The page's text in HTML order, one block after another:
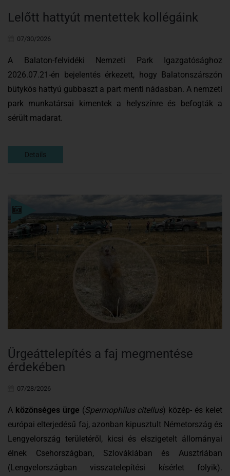
Lelőtt hattyút mentettek kollégáink
07/30/2026
A Balaton-felvidéki Nemzeti Park Igazgatósághoz
2026.07.21-én bejelentés érkezett, hogy Balatonszárszón
bütykös hattyú gubbaszt a part menti nádasban. A nemzeti
park munkatársai kimentek a helyszínre és befogták a
sérült madarat.
Details
Details
Ürgeáttelepítés a faj megmentése
érdekében
07/28/2026
A közönséges ürge (Spermophilus citellus) közép- és kelet
európai elterjedésű faj, azonban kipusztult Németország és
Lengyelország területéről, kicsi és elszigetelt állományai
élnek Csehországban, Szlovákiában és Ausztriában
(Lengyelországban visszatelepítési kísérlet folyik).